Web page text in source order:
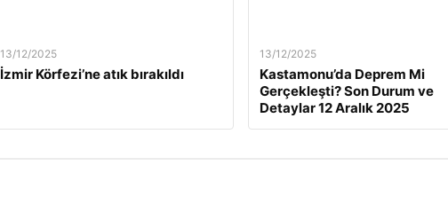
13/12/2025
İzmir Körfezi’ne atık bırakıldı
13/12/2025
Kastamonu’da Deprem Mi
Gerçekleşti? Son Durum ve
Detaylar 12 Aralık 2025